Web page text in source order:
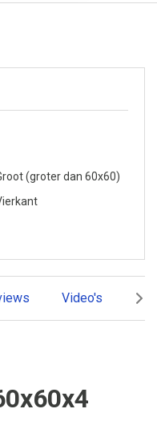
Video's
(groter dan 60x60)